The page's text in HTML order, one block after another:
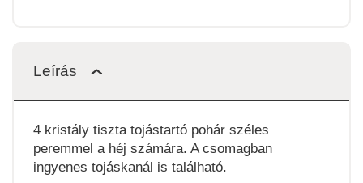
Leírás
4 kristály tiszta tojástartó pohár széles
peremmel a héj számára. A csomagban
ingyenes tojáskanál is található.